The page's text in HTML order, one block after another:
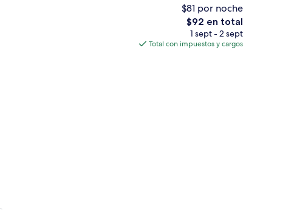
$81 por noche
El
precio
total
$92 en total
1 sept - 2 sept
Total con impuestos y cargos